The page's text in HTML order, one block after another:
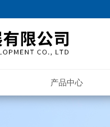
产品中心